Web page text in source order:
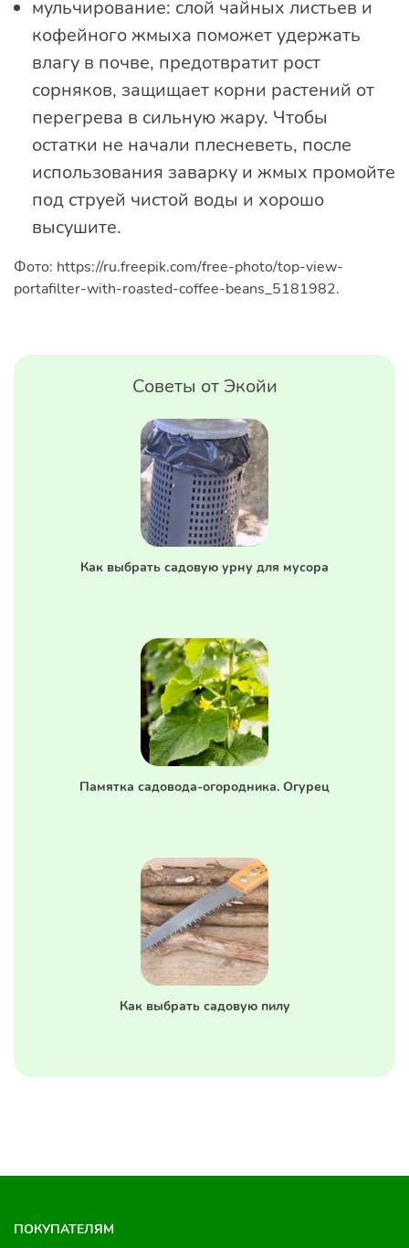
мульчирование: слой чайных листьев и
кофейного жмыха поможет удержать
влагу в почве, предотвратит рост
сорняков, защищает корни растений от
перегрева в сильную жару. Чтобы
остатки не начали плесневеть, после
использования заварку и жмых промойте
под струей чистой воды и хорошо
высушите.
Фото: https://ru.freepik.com/free-photo/top-view-
portafilter-with-roasted-coffee-beans_5181982.
Советы от Экойи
Как выбрать садовую урну для мусора
Памятка садовода-огородника. Огурец
Как выбрать садовую пилу
ПОКУПАТЕЛЯМ